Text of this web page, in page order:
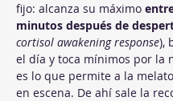
fijo: alcanza su máximo
minutos después de
cortisol awakening response),
el día y toca mínimos por la
es lo que permite a la
en escena. De ahí sale la